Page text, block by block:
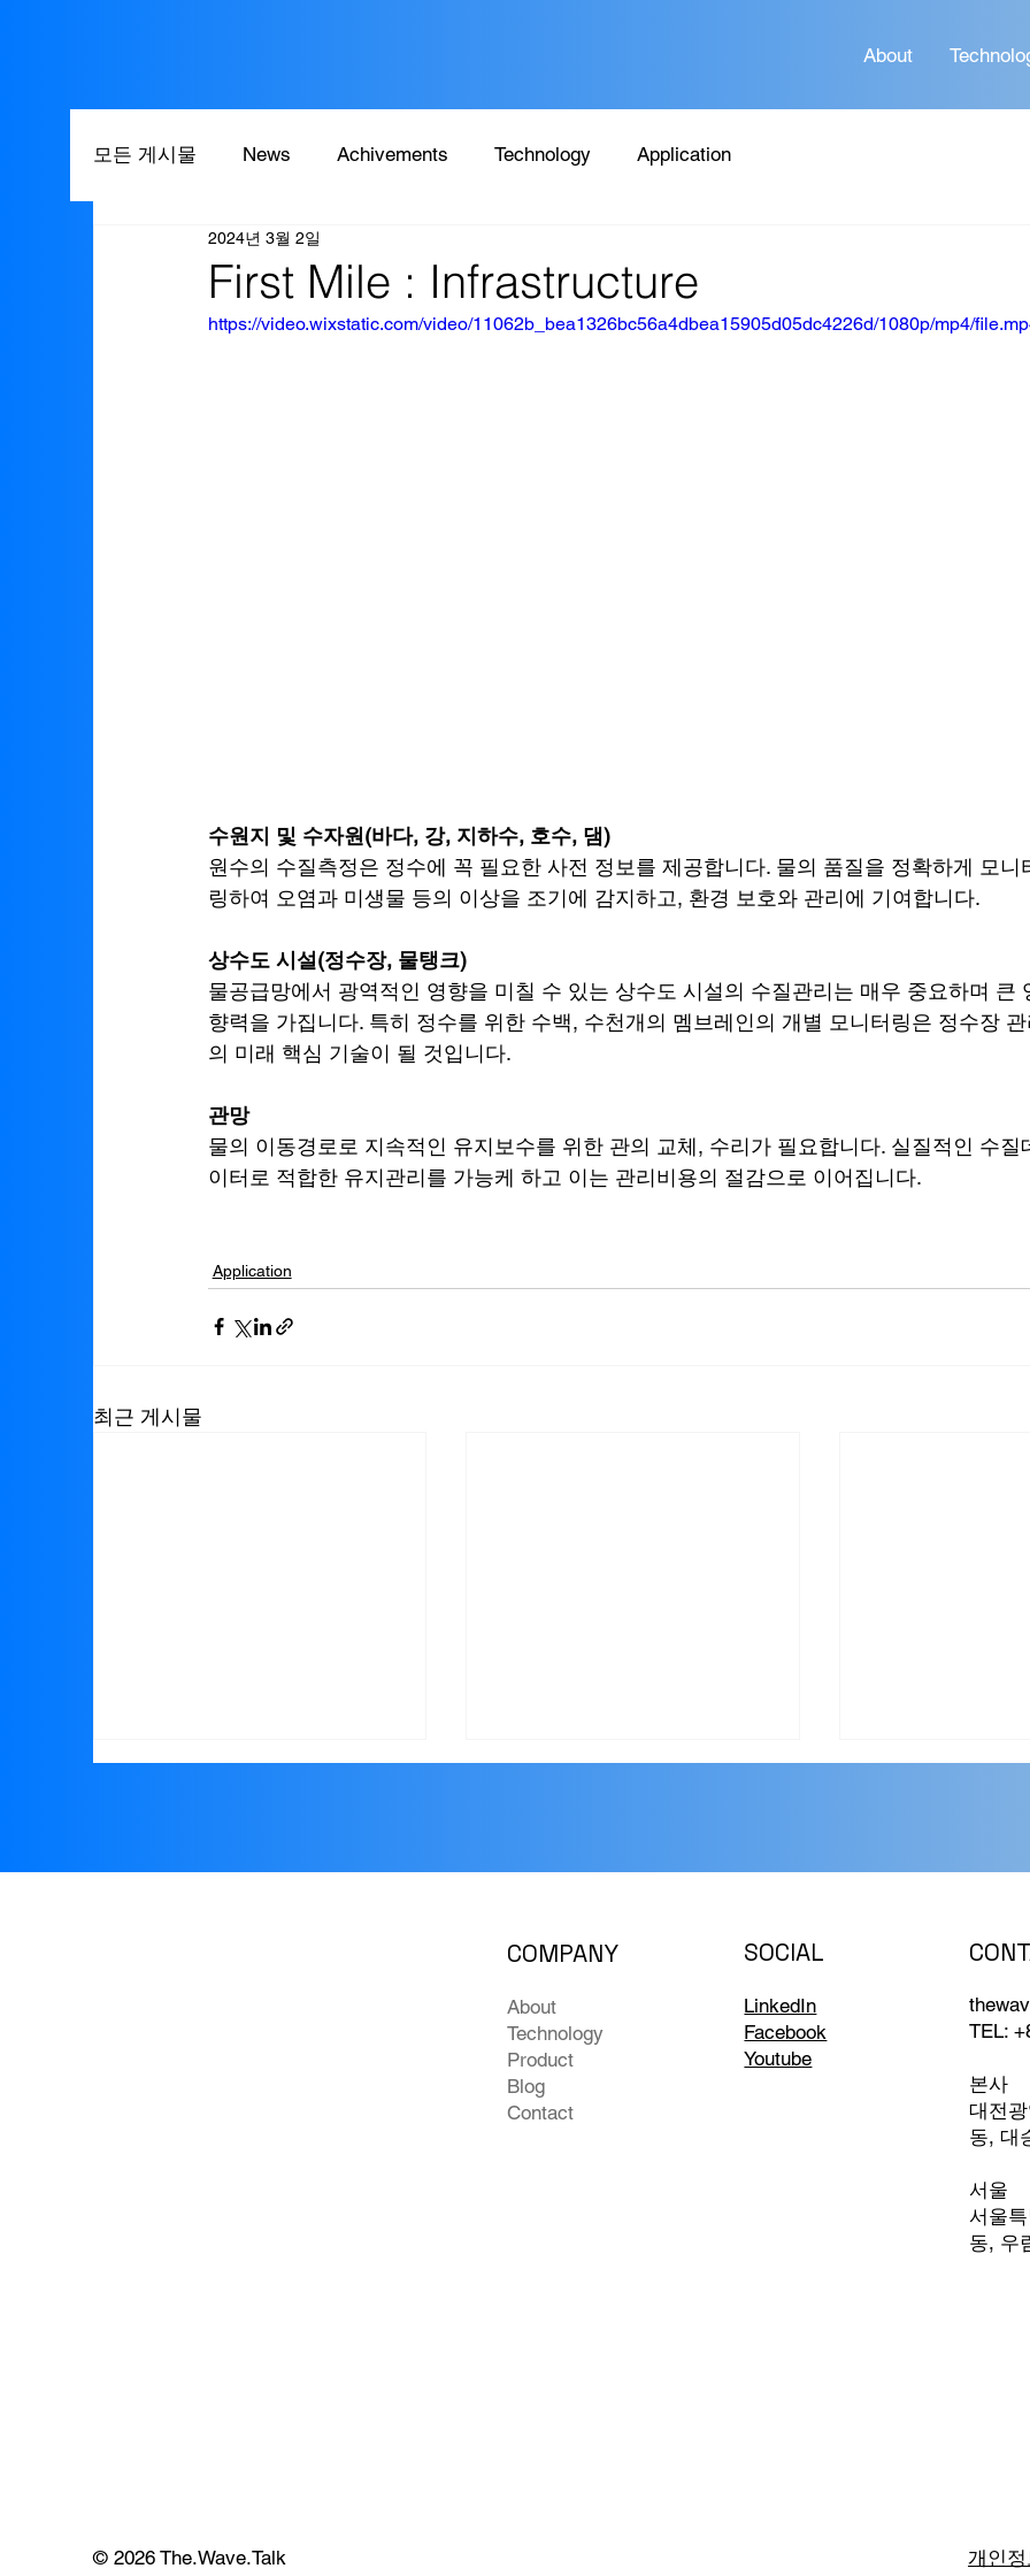
About
모든 게시물 News Achivements Technology Application
First Mile : Infrastructure
2024년 3월 2일
https://video.wixstatic.com/video/11062b_bea1326bc56a4dbea15905d05dc4226d/1080p/mp4/
수원지 및 수자원(바다, 강, 지하수, 호수, 댐)
원수의 수질측정은 정수에 꼭 필요한 사전 정보를 제공합니다. 물의 품질을 정확하게 모니
링하여 오염과 미생물 등의 이상을 조기에 감지하고, 환경 보호와 관리에 기여합니다.
상수도 시설(정수장, 물탱크)
물공급망에서 광역적인 영향을 미칠 수 있는 상수도 시설의 수질관리는 매우 중요하며 큰
향력을 가집니다. 특히 정수를 위한 수백, 수천개의 멤브레인의 개별 모니터링은 정수장 관
의 미래 핵심 기술이 될 것입니다.
관망
물의 이동경로로 지속적인 유지보수를 위한 관의 교체, 수리가 필요합니다. 실질적인 수질
이터로 적합한 유지관리를 가능케 하고 이는 관리비용의 절감으로 이어집니다.
Application
최근 게시물
공공을 넘어 민간으로: 대형
레저 시설이 더웨이브톡을 선
택한 이유
종합 수질자동측
위해 꼭 필요한
About
Technology
Product
Blog
Contact
COMPANY SOCIAL
LinkedIn
Facebook
Youtube
TEL:
본사
대전
동, 대
서울
서울
동, 우
© 2026 The.Wave.Talk 개인